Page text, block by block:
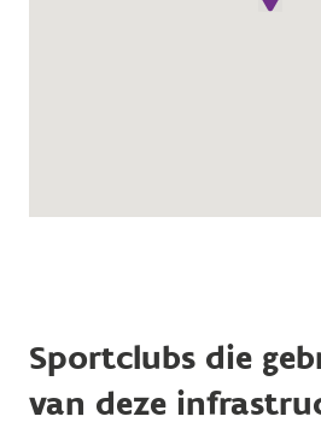
Sportclubs die
van deze